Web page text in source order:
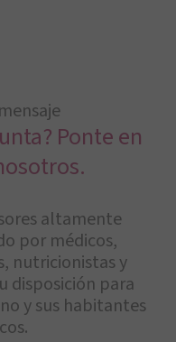
Ponte en
altamente
por médicos,
nutricionistas y
disposición para
y sus habitantes